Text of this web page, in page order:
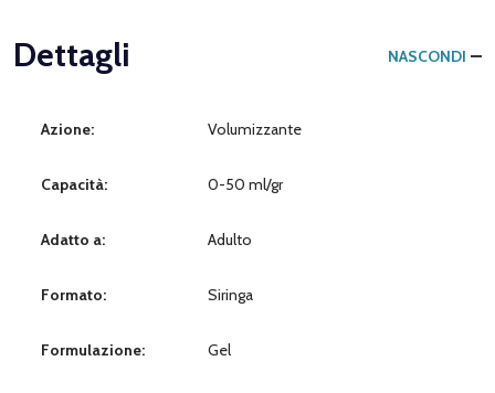
Dettagli NASCONDI
Azione: Volumizzante
Capacità: 0-50 ml/gr
Adatto a: Adulto
Formato: Siringa
Formulazione: Gel